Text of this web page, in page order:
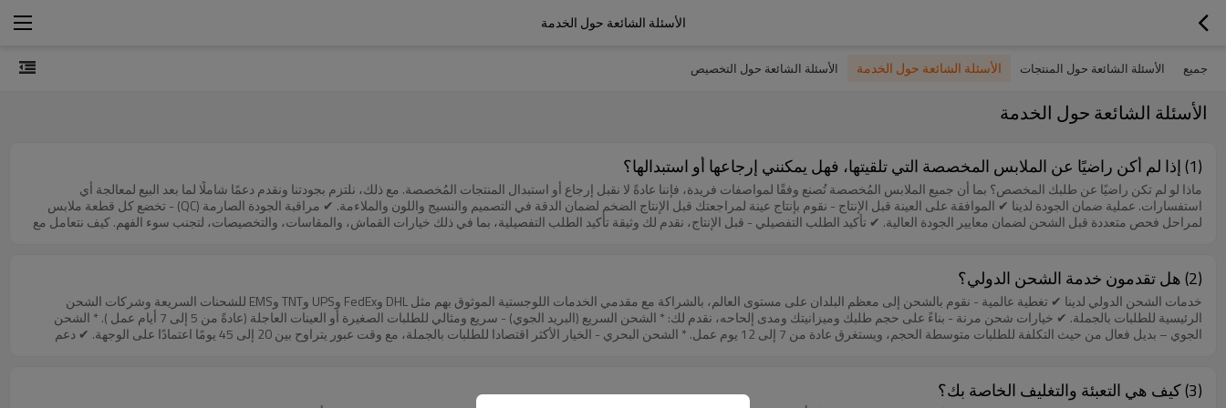
الأسئلة الشائعة حول الخدمة
جميع الأسئلة الشائعة حول المنتجات الأسئلة الشائعة حول الخدمة الأسئلة الشائعة حول التخصيص
الأسئلة الشائعة حول الخدمة
(1) إذا لم أكن راضيًا عن الملابس المخصصة التي تلقيتها، فهل يمكنني إرجاعها أو استبدالها؟
ماذا لو لم تكن راضيًا عن طلبك المخصص؟ بما أن جميع الملابس المُخصصة تُصنع وفقًا لمواصفات فريدة، فإننا عادةً لا نقبل إرجاع أو استبدال المنتجات المُخصصة. مع ذلك، نلتزم بجودتنا ونقدم دعمًا شاملًا لما بعد البيع لمعالجة أي
استفسارات. عملية ضمان الجودة لدينا ✔ الموافقة على العينة قبل الإنتاج - نقوم بإنتاج عينة لمراجعتك قبل الإنتاج الضخم لضمان الدقة في التصميم والنسيج واللون والملاءمة. ✔ مراقبة الجودة الصارمة (QC) - تخضع كل قطعة ملابس
لمراحل فحص متعددة قبل الشحن لضمان معايير الجودة العالية. ✔ تأكيد الطلب التفصيلي - قبل الإنتاج، نقدم لك وثيقة تأكيد الطلب التفصيلية، بما في ذلك خيارات القماش، والمقاسات، والتخصيصات، لتجنب سوء الفهم. كيف نتعامل مع
كانت هناك حاجة إلى تعديلات طفيفة - بالنسبة للمشكلات الصغيرة التي يمكن إصلاحها بسهولة ، فقد نقدم إرشادات بشأن التعديلات المحلية أو نقدم تعويضًا عن التعديلات. الخطوات التالية نشجع على التواصل المفتوح طوال عملية الإنتاج
تجارية طويلة الأمد من خلال توفير منتجات عالية الجودة وخدمة العملاء المهنية . 📩 تواصل معنا اليوم - نحن هنا لمساعدتك!
(2) هل تقدمون خدمة الشحن الدولي؟
خدمات الشحن الدولي لدينا ✔ تغطية عالمية - نقوم بالشحن إلى معظم البلدان على مستوى العالم، بالشراكة مع مقدمي الخدمات اللوجستية الموثوق بهم مثل DHL وFedEx وUPS وTNT وEMS للشحنات السريعة وشركات الشحن
الرئيسية للطلبات بالجملة. ✔ خيارات شحن مرنة - بناءً على حجم طلبك وميزانيتك ومدى إلحاحه، نقدم لك: * الشحن السريع (البريد الجوي) - سريع ومثالي للطلبات الصغيرة أو العينات العاجلة (عادةً من 5 إلى 7 أيام عمل ). * الشحن
الجوي – بديل فعال من حيث التكلفة للطلبات متوسطة الحجم، ويستغرق عادة من 7 إلى 12 يوم عمل. * الشحن البحري - الخيار الأكثر اقتصادا للطلبات بالجملة، مع وقت عبور يتراوح بين 20 إلى 45 يومًا اعتمادًا على الوجهة. ✔ دعم
والرابط - يمكنك مراقبة تحديثات الشحنة في الوقت الفعلي. 📄 قائمة تأكيد الشحن والفاتورة - يتم إرسالها عبر البريد الإلكتروني مع التفاصيل الكاملة. 💬 دعم مخصص - فريقنا متاح لمساعدتك في أي استفسارات تتعلق بالشحن. تكاليف
الشحن المقدرة تختلف تكاليف الشحن باختلاف الوجهة، ووزن/حجم الطرد ، وطريقة الشحن. سنحسب لك خيار الشحن الأنسب ونقدم لك عرض سعر مفصل قبل إتمام الطلب. الخطوات التالية إذا كانت لديكم متطلبات شحن محددة أو(3) كيف هي التعبئة والتغليف الخاصة بك؟